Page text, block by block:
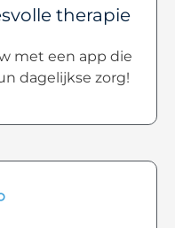
therapie
met een app die
dagelijkse zorg!